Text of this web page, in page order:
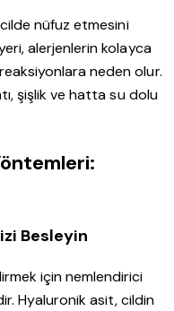
cilde nüfuz etmesini
alerjenlerin kolayca
neden olur.
şişlik ve hatta su dolu
Besleyin
için nemlendirici
Hyaluronik asit, cildin